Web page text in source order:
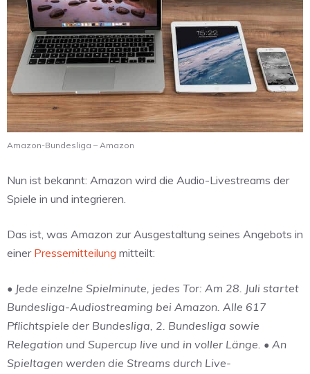
Amazon-Bundesliga – Amazon
Nun ist bekannt: Amazon wird die Audio-Livestreams der
Spiele in und integrieren.
Das ist, was Amazon zur Ausgestaltung seines Angebots in
einer Pressemitteilung mitteilt:
• Jede einzelne Spielminute, jedes Tor: Am 28. Juli startet
Bundesliga-Audiostreaming bei Amazon. Alle 617
Pflichtspiele der Bundesliga, 2. Bundesliga sowie
Relegation und Supercup live und in voller Länge. • An
Spieltagen werden die Streams durch Live-